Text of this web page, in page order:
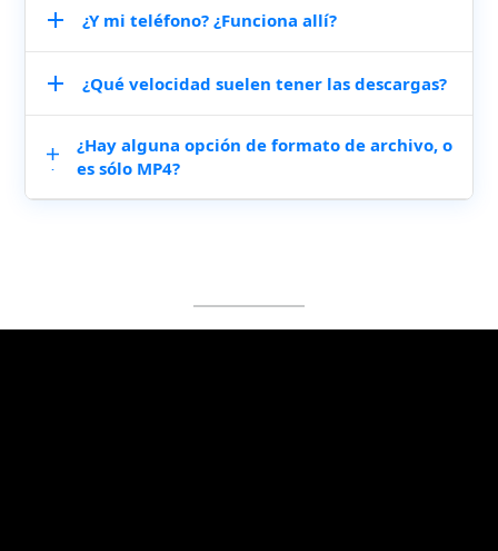
tienes que pegar el enlace y listo.
Boo - ¡sólo funcionan los públicos! Créeme, lo aprendí
por las malas al intentar descargar el vídeo privado
de entrenamiento de mi compañero de trabajo. Si
está bloqueado, primero tendrás que pedírselo
amablemente al propietario.
¿Y mi teléfono? ¿Funciona allí?
Totalmente. Funciona literalmente en todo: iPhone,
Android, cualquier tableta que tengas por ahí. Es
muy útil cuando estoy fuera de casa y necesito
grabar un vídeo rápidamente.
¿Qué velocidad suelen tener las descargas?
En mi experiencia, es bastante rápido. Depende de la
velocidad de Internet y del tamaño del vídeo, pero
rara vez espero más de unos minutos. Mucho mejor
¿Hay alguna opción de formato de archivo, o
es sólo MP4?
mayoría de las situaciones: se reproduce bien en
todos mis dispositivos y demás.